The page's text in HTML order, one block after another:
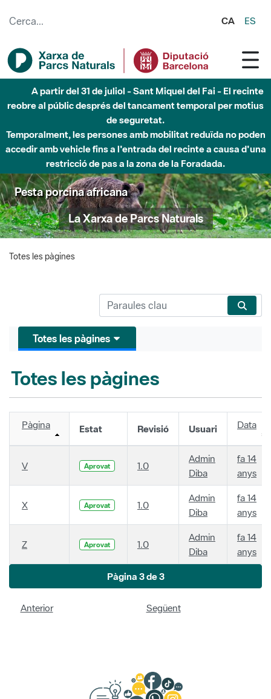
CA ES
A partir del 31 de juliol - Sant Miquel del Fai - El recinte
reobre al públic després del tancament temporal per motius
de seguretat.
Temporalment, les persones amb mobilitat reduïda no poden
accedir amb vehicle fins a l'entrada del recinte a causa d'una
restricció de pas a la zona de la Foradada.
Pesta porcina africana
La Xarxa de Parcs Naturals
Totes les pàgines
Totes les pàgines
Totes les pàgines
Pàgina Estat Revisió Usuari Data
V Aprovat 1.0
Admin
Diba
fa 14
anys
X Aprovat 1.0
Admin
Diba
fa 14
anys
Z Aprovat 1.0
Admin
Diba
fa 14
anys
Pàgina 3 de 3
Anterior Següent